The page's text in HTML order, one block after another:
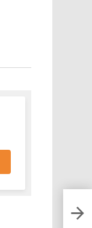
Bu